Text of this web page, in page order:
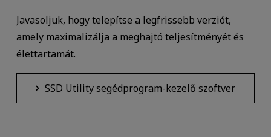
Javasoljuk, hogy telepítse a legfrissebb verziót,
amely maximalizálja a meghajtó teljesítményét és
élettartamát.
SSD Utility segédprogram-kezelő szoftver